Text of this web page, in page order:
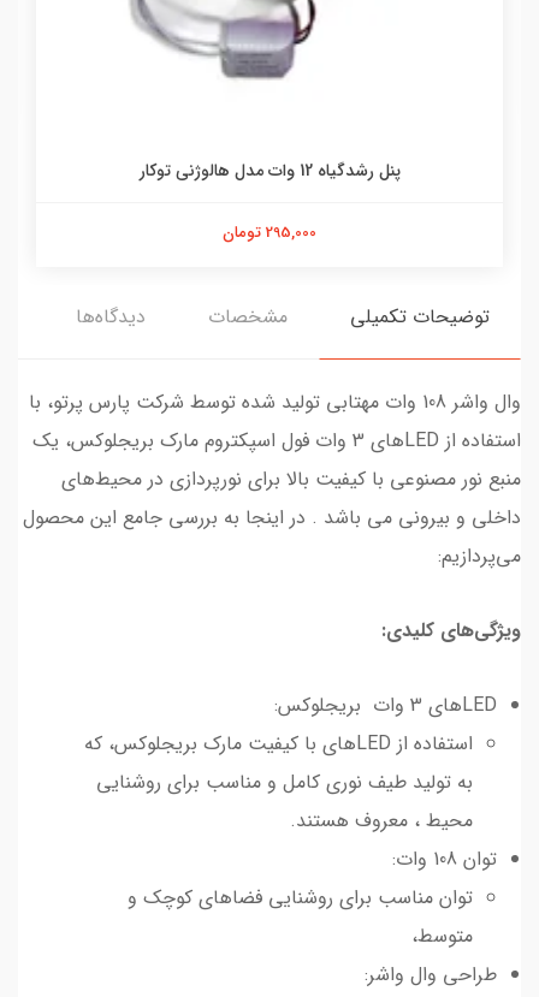
پنل رشدگیاه 12 وات مدل هالوژنی توکار
295,000 تومان
توضیحات تکمیلی مشخصات دیدگاه‌ها
وال واشر 108 وات مهتابی تولید شده توسط شرکت پارس پرتو، با
استفاده از LEDهای 3 وات فول اسپکتروم مارک بریجلوکس، یک
منبع نور مصنوعی با کیفیت بالا برای نورپردازی در محیط‌های
داخلی و بیرونی می باشد . در اینجا به بررسی جامع این محصول
می‌پردازیم:
ویژگی‌های کلیدی:
LEDهای 3 وات بریجلوکس:
استفاده از LEDهای با کیفیت مارک بریجلوکس، که
به تولید طیف نوری کامل و مناسب برای روشنایی
محیط ، معروف هستند.
توان 108 وات:
توان مناسب برای روشنایی فضاهای کوچک و
متوسط،
طراحی وال واشر: